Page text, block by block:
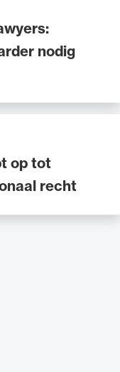
nodig
op tot
recht